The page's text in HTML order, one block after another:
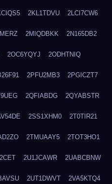
2KL1TDVU 2LCI7CW6
2MIQDBKK 2N165DB2
2OC6YQYJ 2ODHTNIQ
2PFU2MB3 2PGICZT7
2QFIABDG 2QYABSTR
2SS1XHM0 2T0TIR21
2TMUAAY5 2TOT3HO1
2U1JCAWR 2UABCBNW
2UT1DWVT 2VA5KTQ4